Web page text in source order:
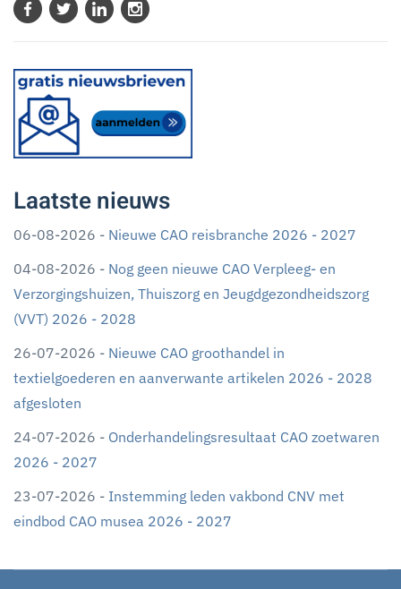
Laatste nieuws
06-08-2026 - Nieuwe CAO reisbranche 2026 - 2027
04-08-2026 - Nog geen nieuwe CAO Verpleeg- en
Verzorgingshuizen, Thuiszorg en Jeugdgezondheidszorg
(VVT) 2026 - 2028
26-07-2026 - Nieuwe CAO groothandel in
textielgoederen en aanverwante artikelen 2026 - 2028
afgesloten
24-07-2026 - Onderhandelingsresultaat CAO zoetwaren
2026 - 2027
23-07-2026 - Instemming leden vakbond CNV met
eindbod CAO musea 2026 - 2027